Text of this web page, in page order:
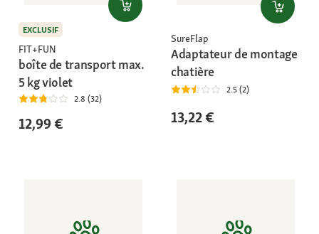
EXCLUSIF
FIT+FUN
boîte de transport max.
5 kg violet
2.8 (32)
12,99 €
SureFlap
Adaptateur de montage
chatière
2.5 (2)
13,22 €